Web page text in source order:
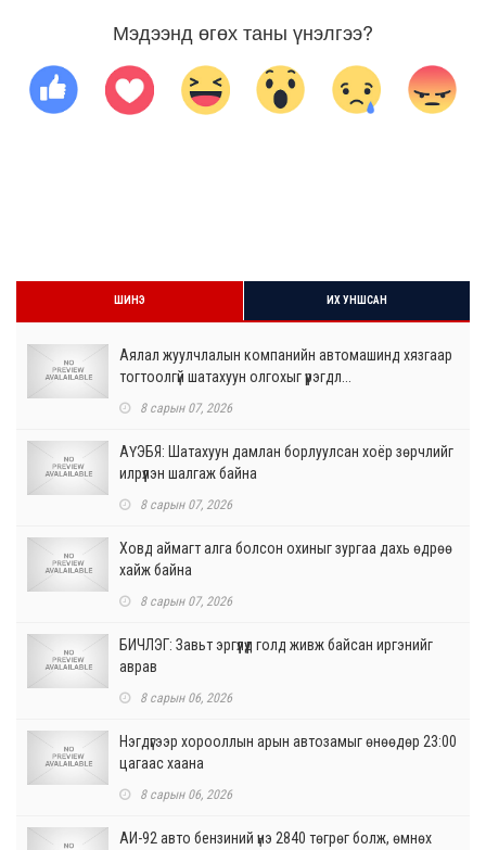
Мэдээнд өгөх таны үнэлгээ?
ШИНЭ ИХ УНШСАН
Аялал жуулчлалын компанийн автомашинд хязгаар
тогтоолгүй шатахуун олгохыг үүрэгдл...
8 сарын 07, 2026
АҮЭБЯ: Шатахуун дамлан борлуулсан хоёр зөрчлийг
илрүүлэн шалгаж байна
8 сарын 07, 2026
Ховд аймагт алга болсон охиныг зургаа дахь өдрөө
хайж байна
8 сарын 07, 2026
БИЧЛЭГ: Завьт эргүүлүүд голд живж байсан иргэнийг
аврав
8 сарын 06, 2026
Нэгдүгээр хорооллын арын автозамыг өнөөдөр 23:00
цагаас хаана
8 сарын 06, 2026
АИ-92 авто бензиний үнэ 2840 төгрөг болж, өмнөх